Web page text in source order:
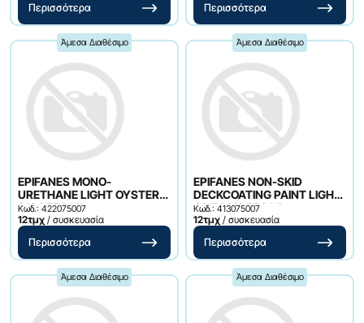
Περισσότερα
Περισσότερα
Άμεσα Διαθέσιμο
EPIFANES MONO-
URETHANE LIGHT OYSTER
3124 750 ML
Κωδ.: 422075007
12τμχ / συσκευασία
Περισσότερα
Άμεσα Διαθέσιμο
EPIFANES NON-SKID
DECKCOATING PAINT LIGHT
GREY 212 750 ML
Κωδ.: 413075007
12τμχ / συσκευασία
Περισσότερα
Άμεσα Διαθέσιμο Άμεσα Διαθέσιμο